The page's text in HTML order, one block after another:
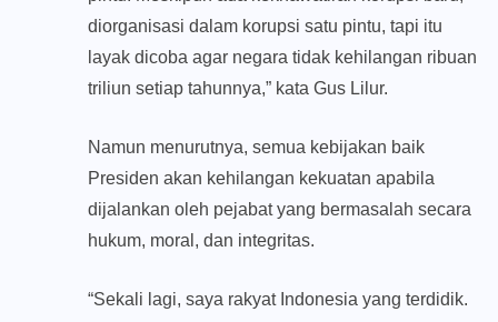
diorganisasi dalam korupsi satu pintu, tapi itu
layak dicoba agar negara tidak kehilangan ribuan
triliun setiap tahunnya,” kata Gus Lilur.
Namun menurutnya, semua kebijakan baik
Presiden akan kehilangan kekuatan apabila
dijalankan oleh pejabat yang bermasalah secara
hukum, moral, dan integritas.
“Sekali lagi, saya rakyat Indonesia yang terdidik.